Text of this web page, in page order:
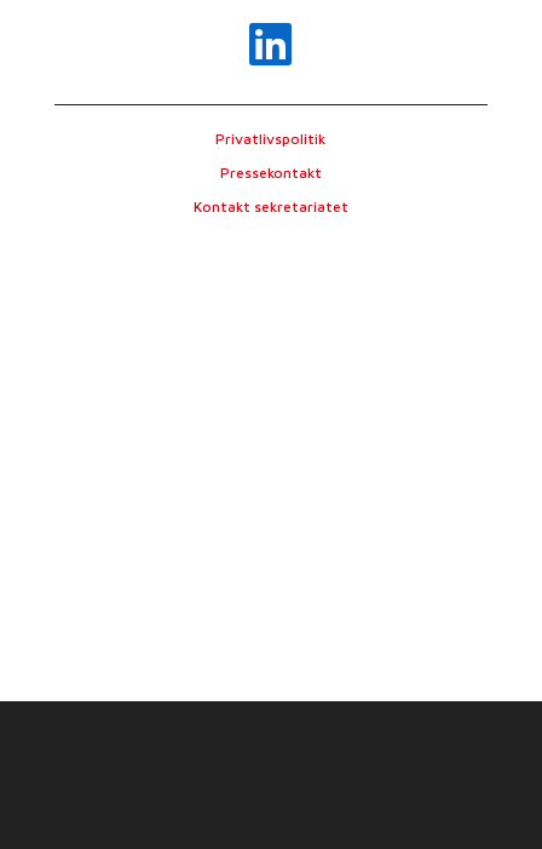

Privatlivspolitik
Pressekontakt
Kontakt sekretariatet